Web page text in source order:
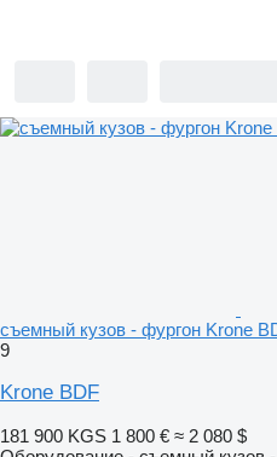
съемный кузов - фургон Krone
9
Krone BDF
181 900 KGS 1 800 € ≈ 2 080 $